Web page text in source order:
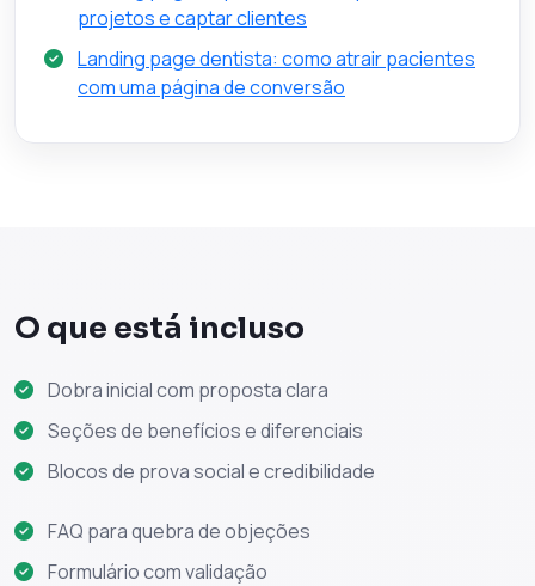
projetos e captar clientes
Landing page dentista: como atrair pacientes
com uma página de conversão
O que está incluso
Dobra inicial com proposta clara
Seções de benefícios e diferenciais
Blocos de prova social e credibilidade
FAQ para quebra de objeções
Formulário com validação